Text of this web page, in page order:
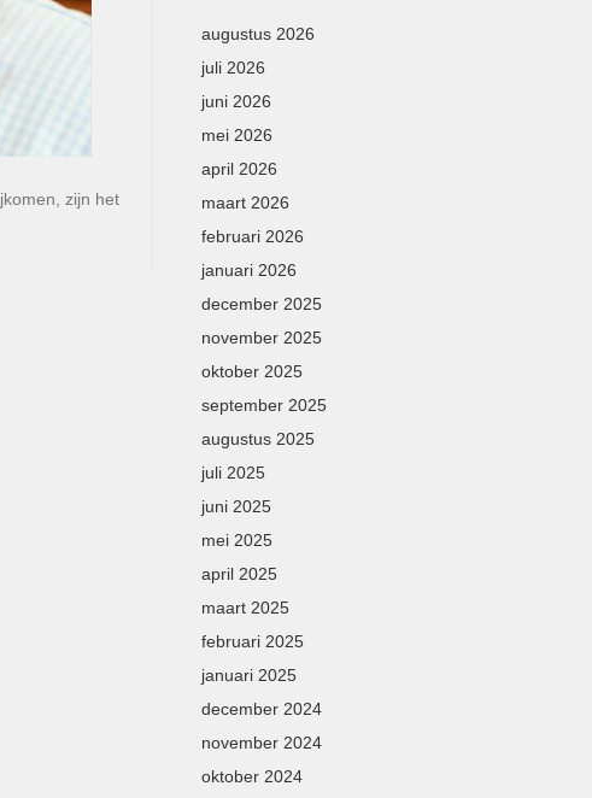
zijn het
augustus 2026
juli 2026
juni 2026
mei 2026
april 2026
maart 2026
februari 2026
januari 2026
december 2025
november 2025
oktober 2025
september 2025
augustus 2025
juli 2025
juni 2025
mei 2025
april 2025
maart 2025
februari 2025
januari 2025
december 2024
november 2024
oktober 2024